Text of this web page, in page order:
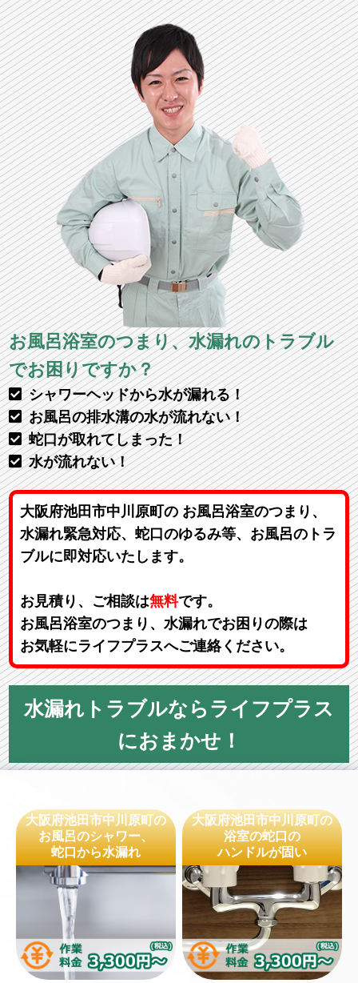
お風呂浴室のつまり、水漏れのトラブル
でお困りですか？
シャワーヘッドから水が漏れる！
お風呂の排水溝の水が流れない！
蛇口が取れてしまった！
水が流れない！
大阪府池田市中川原町の お風呂浴室のつまり、
水漏れ緊急対応、蛇口のゆるみ等、お風呂のトラ
ブルに即対応いたします。
お見積り、ご相談は無料です。
お風呂浴室のつまり、水漏れでお困りの際は
お気軽にライフプラスへご連絡ください。
水漏れトラブルならライフプラス
におまかせ！
大阪府池田市中川原町の
お風呂のシャワー、
蛇口から水漏れ
大阪府池田市中川原町の
浴室の蛇口の
ハンドルが固い